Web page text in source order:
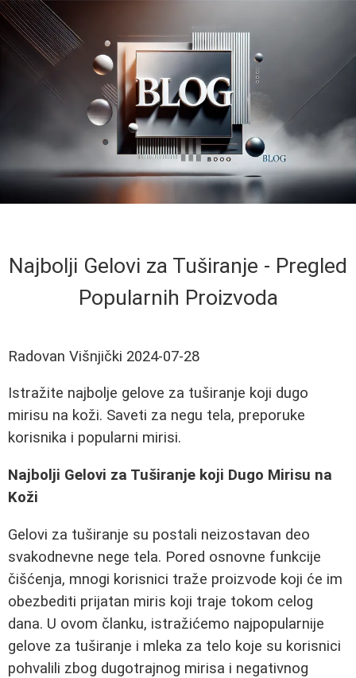
Najbolji Gelovi za Tuširanje - Pregled
Popularnih Proizvoda
Radovan Višnjički 2024-07-28
Istražite najbolje gelove za tuširanje koji dugo
mirisu na koži. Saveti za negu tela, preporuke
korisnika i popularni mirisi.
Najbolji Gelovi za Tuširanje koji Dugo Mirisu na
Koži
Gelovi za tuširanje su postali neizostavan deo
svakodnevne nege tela. Pored osnovne funkcije
čišćenja, mnogi korisnici traže proizvode koji će im
obezbediti prijatan miris koji traje tokom celog
dana. U ovom članku, istražićemo najpopularnije
gelove za tuširanje i mleka za telo koje su korisnici
pohvalili zbog dugotrajnog mirisa i negativnog